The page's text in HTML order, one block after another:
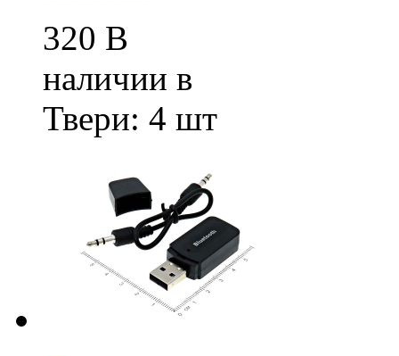
320 В
наличии в
Твери: 4 шт